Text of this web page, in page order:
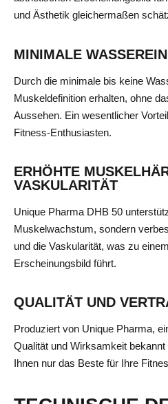
und Ästhetik gleichermaßen
MINIMALE
Durch die minimale bis keine
Muskeldefinition erhalten, ohne
Aussehen. Ein wesentlicher
Fitness-Enthusiasten.
ERHÖHTE
VASKULARITÄT
Unique Pharma DHB 50
Muskelwachstum, sondern
und die Vaskularität, was zu
Erscheinungsbild führt.
QUALITÄT UND
Produziert von Unique Pharma,
Qualität und Wirksamkeit
Ihnen nur das Beste für Ihre